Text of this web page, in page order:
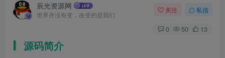
辰光资源网
世界并没有变，改变的是我们
关注 私信
0 50 13
源码简介